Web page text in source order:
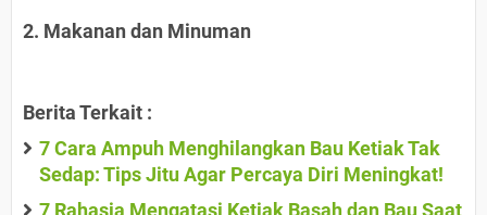
2. Makanan dan Minuman
Berita Terkait :
7 Cara Ampuh Menghilangkan Bau Ketiak Tak
Sedap: Tips Jitu Agar Percaya Diri Meningkat!
7 Rahasia Mengatasi Ketiak Basah dan Bau Saat